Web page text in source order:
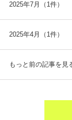
2025年7月（1件）
2025年4月（1件）
もっと前の記事を見